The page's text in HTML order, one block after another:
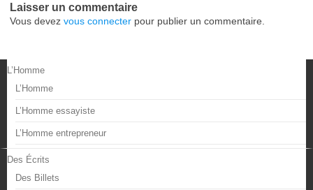
Laisser un commentaire
Vous devez vous connecter pour publier un commentaire.
L’Homme
L’Homme
L’Homme essayiste
L’Homme entrepreneur
Des Écrits
Des Billets